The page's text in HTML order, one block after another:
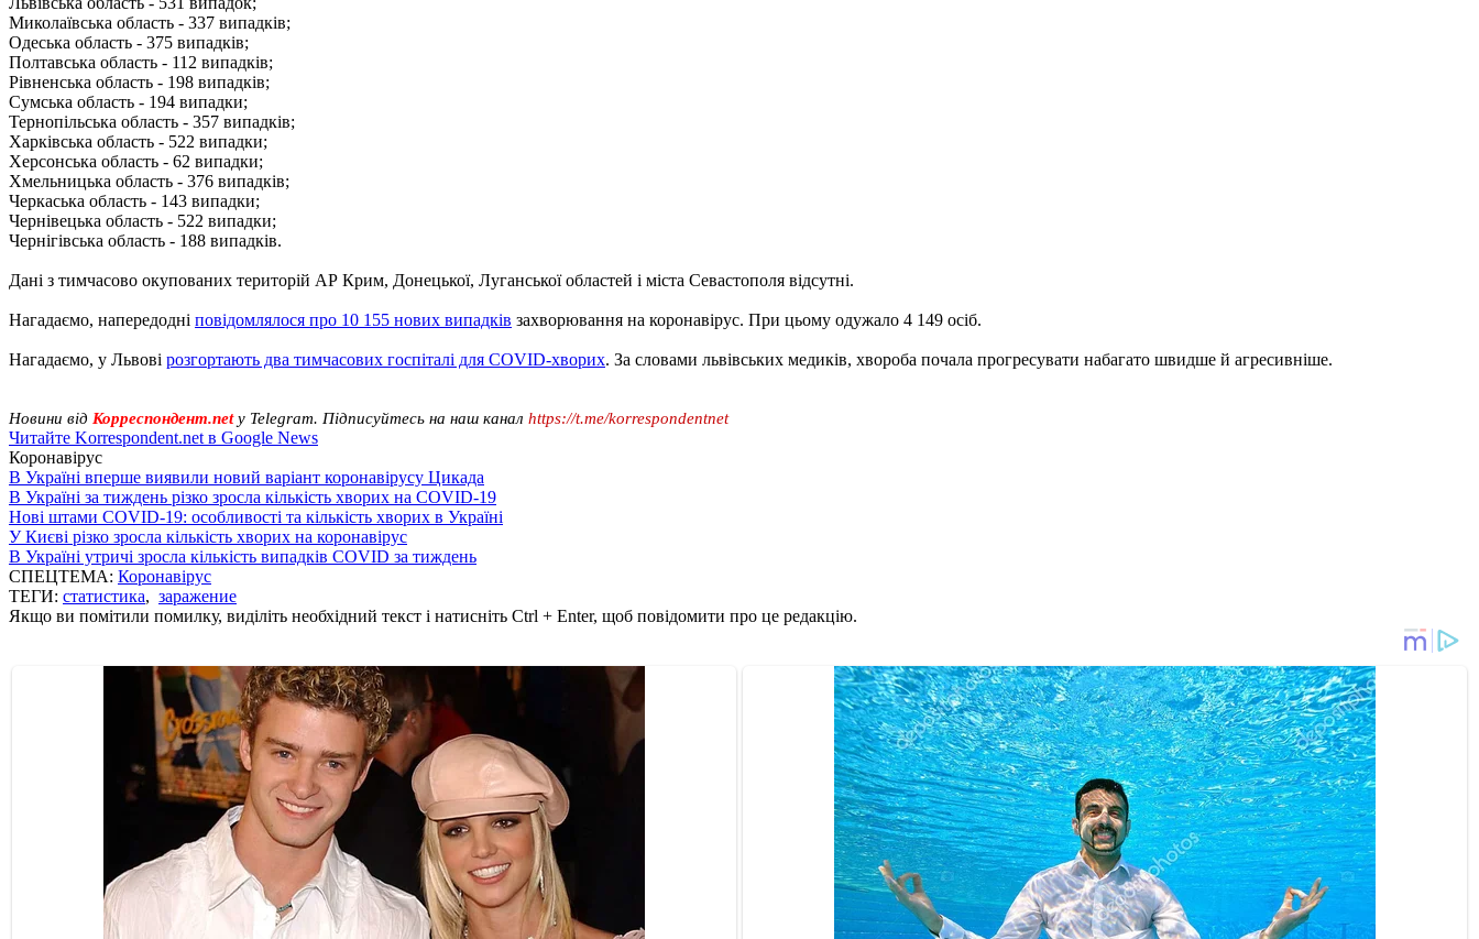
Миколаївська область - 337 випадків;
Одеська область - 375 випадків;
Полтавська область - 112 випадків;
Рівненська область - 198 випадків;
Сумська область - 194 випадки;
Тернопільська область - 357 випадків;
Харківська область - 522 випадки;
Херсонська область - 62 випадки;
Хмельницька область - 376 випадків;
Черкаська область - 143 випадки;
Чернівецька область - 522 випадки;
Чернігівська область - 188 випадків.
Дані з тимчасово окупованих територій АР Крим, Донецької, Луганської областей і міста Севастополя відсутні.
Нагадаємо, напередодні повідомлялося про 10 155 нових випадків захворювання на коронавірус. При цьому одужало 4 149 осіб.
Нагадаємо, у Львові розгортають два тимчасових госпіталі для COVID-хворих. За словами львівських медиків, хвороба почала прогресувати набагато швидше й агресивніше.
Новини від Корреспондент.netу Telegram. Підписуйтесь на наш канал https://t.me/korrespondentnet
Читайте Korrespondent.net в Google News
Коронавірус
В Україні вперше виявили новий варіант коронавірусу Цикада
В Україні за тиждень різко зросла кількість хворих на COVID-19
Нові штами COVID-19: особливості та кількість хворих в Україні
У Києві різко зросла кількість хворих на коронавірус
В Україні утричі зросла кількість випадків COVID за тиждень
СПЕЦТЕМА: Коронавірус
ТЕГИ: статистика, заражение
Якщо ви помітили помилку, виділіть необхідний текст і натисніть Ctrl + Enter, щоб повідомити про це редакцію.